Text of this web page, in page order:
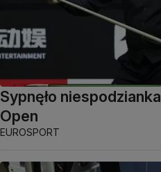
Sypnęło
Open
EUROSPORT